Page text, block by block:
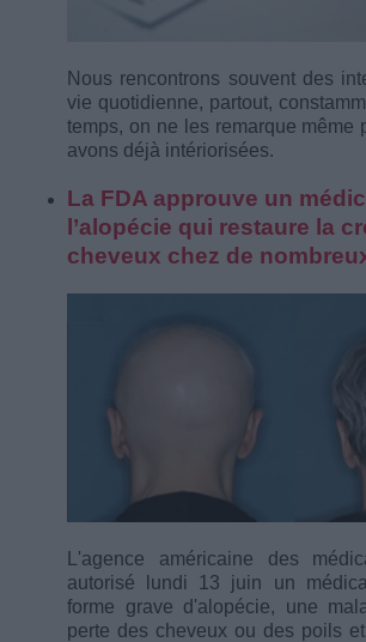
Nous rencontrons souvent des
vie quotidienne, partout,
temps, on ne les remarque même
avons déjà intériorisées.
La FDA approuve un
l’alopécie qui restaure la
cheveux chez de
L'agence américaine des
autorisé lundi 13 juin un
forme grave d'alopécie, une
perte des cheveux ou des poils